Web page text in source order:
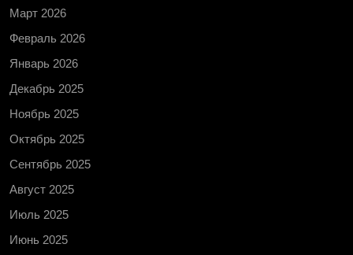
Март 2026
Февраль 2026
Январь 2026
Декабрь 2025
Ноябрь 2025
Октябрь 2025
Сентябрь 2025
Август 2025
Июль 2025
Июнь 2025